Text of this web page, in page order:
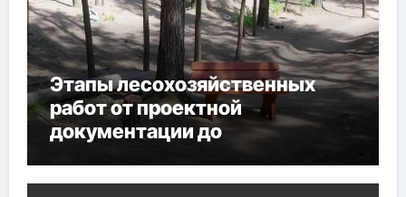
Этапы лесохозяйственных
работ от проектной
документации до
мероприятий и обустройства